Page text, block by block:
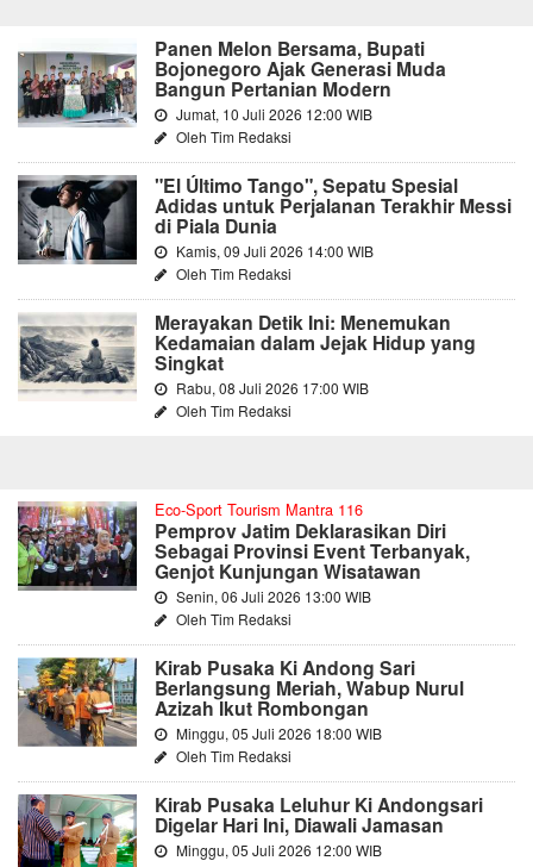
Panen Melon Bersama, Bupati
Bojonegoro Ajak Generasi Muda
Bangun Pertanian Modern
Jumat, 10 Juli 2026 12:00 WIB
Oleh Tim Redaksi
"El Último Tango", Sepatu Spesial
Adidas untuk Perjalanan Terakhir Messi
di Piala Dunia
Kamis, 09 Juli 2026 14:00 WIB
Oleh Tim Redaksi
Merayakan Detik Ini: Menemukan
Kedamaian dalam Jejak Hidup yang
Singkat
Rabu, 08 Juli 2026 17:00 WIB
Oleh Tim Redaksi
Eco-Sport Tourism Mantra 116
Pemprov Jatim Deklarasikan Diri
Sebagai Provinsi Event Terbanyak,
Genjot Kunjungan Wisatawan
Senin, 06 Juli 2026 13:00 WIB
Oleh Tim Redaksi
Kirab Pusaka Ki Andong Sari
Berlangsung Meriah, Wabup Nurul
Azizah Ikut Rombongan
Minggu, 05 Juli 2026 18:00 WIB
Oleh Tim Redaksi
Kirab Pusaka Leluhur Ki Andongsari
Digelar Hari Ini, Diawali Jamasan
Minggu, 05 Juli 2026 12:00 WIB